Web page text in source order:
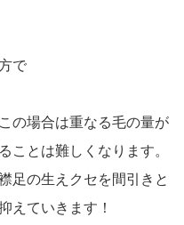
で
の場合は重なる毛の量が
ことは難しくなります。
足の生えクセを間引きと
えていきます！